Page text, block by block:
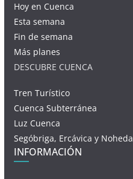
Hoy en Cuenca
Esta semana
Fin de semana
Más planes
DESCUBRE CUENCA
Tren Turístico
Cuenca Subterránea
Luz Cuenca
Segóbriga, Ercávica y Noheda
INFORMACIÓN